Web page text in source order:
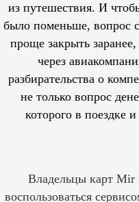
из путешествия. И
было поменьше, вопрос
проще закрыть
через
разбирательства о
не только вопрос
которого в поездке и
Владельцы карт Mir
воспользоваться